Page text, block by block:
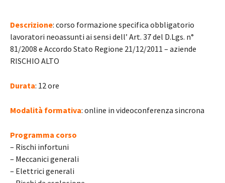
Descrizione: corso formazione specifica obbligatorio
lavoratori neoassunti ai sensi dell’ Art. 37 del D.Lgs. n°
81/2008 e Accordo Stato Regione 21/12/2011 – aziende
RISCHIO ALTO
Durata: 12 ore
Modalità formativa: online in videoconferenza sincrona
Programma corso
– Rischi infortuni
– Meccanici generali
– Elettrici generali